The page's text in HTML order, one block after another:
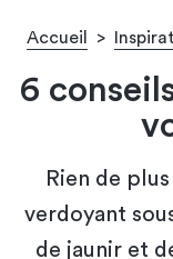
Accueil >
6
Rien de
verdoyant
de jaunir et